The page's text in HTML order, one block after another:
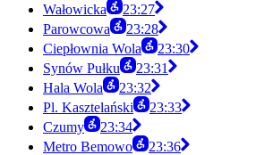
Wałowicka
23:27
Parowcowa
23:28
Ciepłownia Wola
23:30
Synów Pułku
23:31
Hala Wola
23:32
Pl. Kasztelański
23:33
Czumy
23:34
Metro Bemowo
23:36